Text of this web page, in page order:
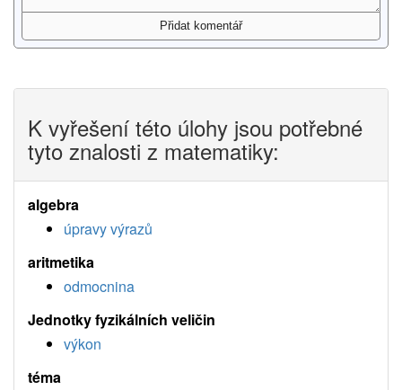
K vyřešení této úlohy jsou potřebné
tyto znalosti z matematiky:
algebra
úpravy výrazů
aritmetika
odmocnina
Jednotky fyzikálních veličin
výkon
téma